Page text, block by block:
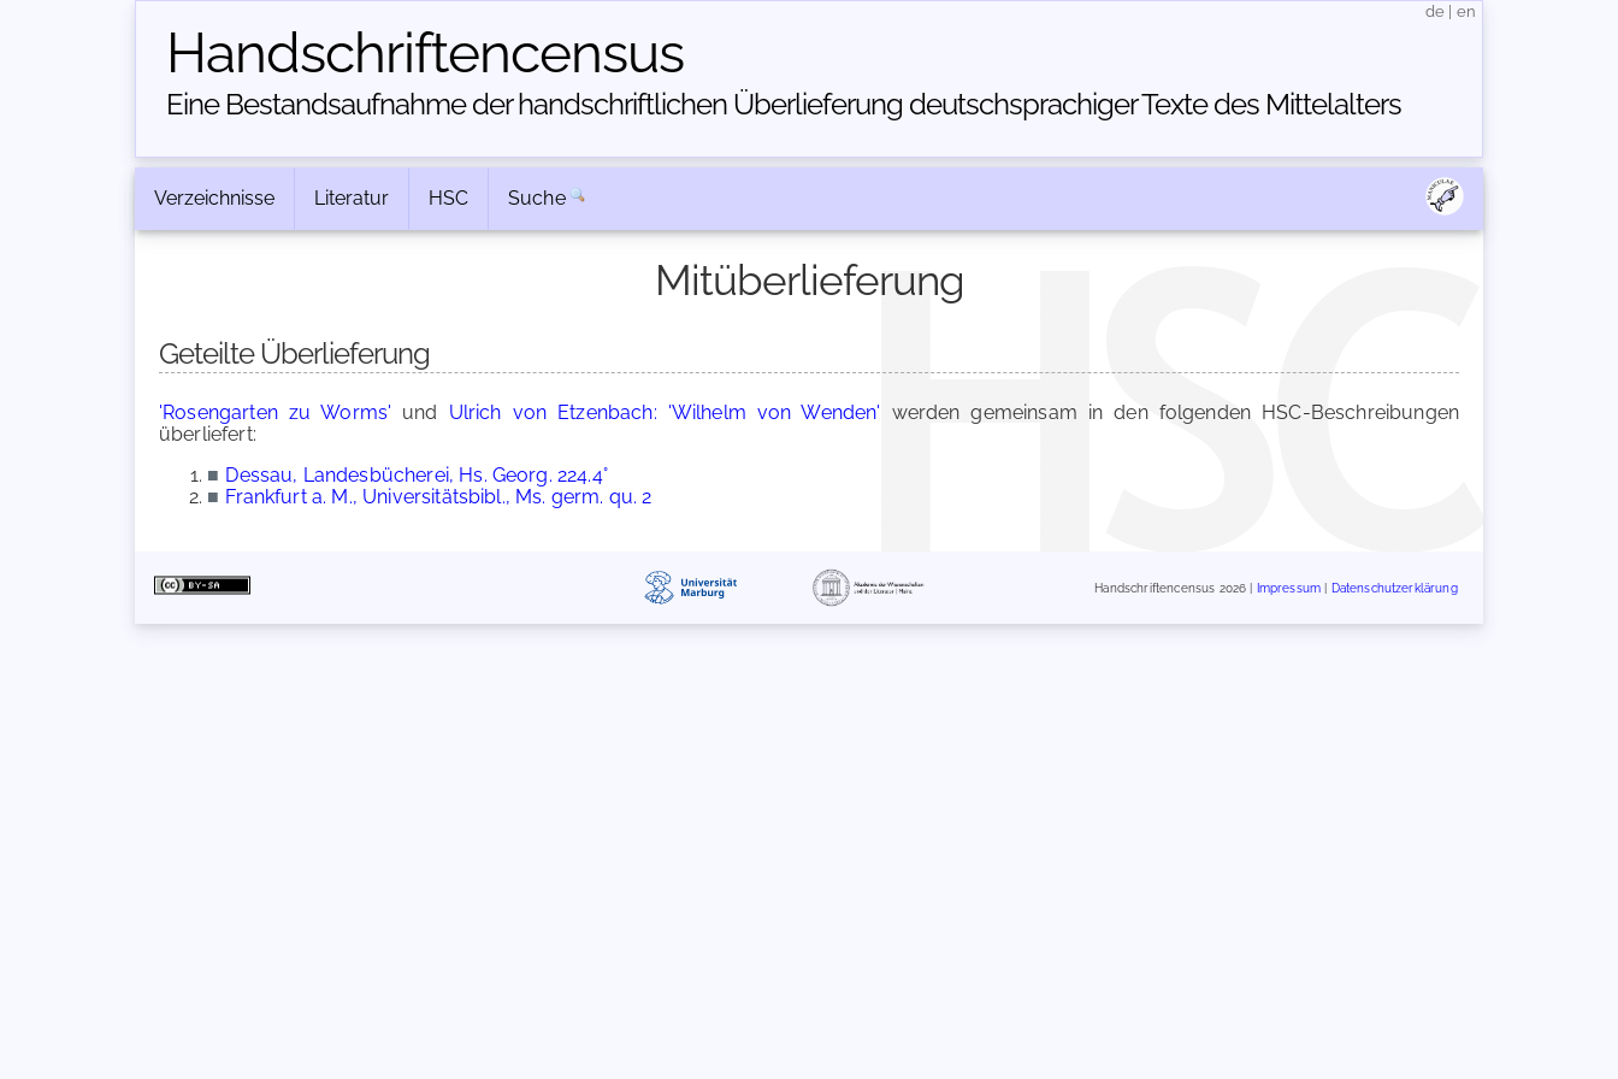
Handschriften­census
Eine Bestandsaufnahme der handschriftlichen Über­lieferung deutschsprachiger Texte des Mittelalters
de en
Verzeichnisse Literatur HSC Suche
Mitüberlieferung
Geteilte Überlieferung
'Rosengarten zu Worms' und Ulrich von Etzenbach: 'Wilhelm von Wenden' werden gemeinsam in den folgenden HSC-Beschreibungen
überliefert:
■ Dessau, Landesbücherei, Hs. Georg. 224.4°
■ Frankfurt a. M., Universitätsbibl., Ms. germ. qu. 2
Handschriftencensus 2026 | Impressum Datenschutzerklärung